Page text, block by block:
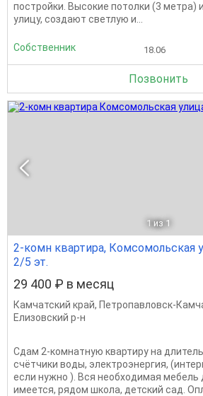
постройки. Высокие потолки (3 метра)
улицу, создают светлую и...
Собственник 18.06
Позвонить
1 из 1
2-комн квартира, Комсомольская
2/5 эт.
29 400 ₽ в месяц
Камчатский край, Петропавловск-
Елизовский р-н
Сдам 2-комнатную квартиру на
счётчики воды, электроэнергия,
если нужно ). Вся необходимая мебель
имеется, рядом школа, детский сад.